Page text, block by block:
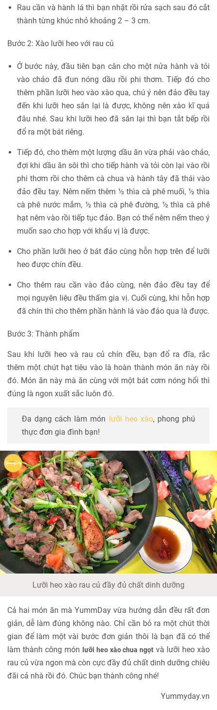
Rau cần và hành lá thì bạn nhặt rồi rửa sạch sau đó cắt
thành từng khúc nhỏ khoảng 2 – 3 cm.
Bước 2: Xào lưỡi heo với rau củ
Ở bước này, đầu tiên bạn cân cho một nửa hành và tỏi
vào chảo đã đun nóng dầu rồi phi thơm. Tiếp đó cho
thêm phần lưỡi heo vào xào qua, chú ý nên đảo đều tay
đến khi lưỡi heo săn lại là được, không nên xào kĩ quá
đâu nhé. Sau khi lưỡi heo đã săn lại thì bạn tắt bếp rồi
đổ ra một bát riêng.
Tiếp đó, cho thêm một lượng dầu ăn vừa phải vào chảo,
đợi khi dầu ăn sôi thì cho tiếp hành và tỏi còn lại vào rồi
phi thơm rồi cho thêm cà chua và hành tây đã thái vào
đảo đều tay. Nêm nếm thêm ½ thìa cà phê muối, ½ thìa
cà phê nước mắm, ½ thìa cà phê đường, ½ thìa cà phê
hạt nêm vào rồi tiếp tục đảo. Bạn có thể nêm nếm theo ý
muốn sao cho hợp với khẩu vị là được.
Cho phần lưỡi heo ở bát đảo cùng hỗn hợp trên để lưỡi
heo được chín đều.
Cho thêm rau cần vào đảo cùng, nên đảo đều tay để
mọi nguyên liệu đều thấm gia vị. Cuối cùng, khi hỗn hợp
đã chín thì cho thêm phần hành lá vào đảo qua là được.
Bước 3: Thành phẩm
Sau khi lưỡi heo và rau củ chín đều, bạn đổ ra đĩa, rắc
thêm một chút hạt tiêu vào là hoàn thành món ăn này rồi
đó. Món ăn này mà ăn cùng với một bát cơm nóng hổi thì
đúng là ngon xuất sắc luôn đó.
Đa dạng cách làm món lưỡi heo xào, phong phú
thực đơn gia đình bạn!
Lưỡi heo xào rau củ đầy đủ chất dinh dưỡng
Cả hai món ăn mà YummDay vừa hướng dẫn đều rất đơn
giản, dễ làm đúng không nào. Chỉ cần bỏ ra một chút thời
gian để làm một vài bước đơn giản thôi là bạn đã có thể
làm thành công món lưỡi heo xào chua ngọt và lưỡi heo xào
rau củ vừa ngon mà còn cực đầy đủ chất dinh dưỡng chiêu
đãi cả nhà rồi đó. Chúc bạn thành công nhé!
Yummyday.vn